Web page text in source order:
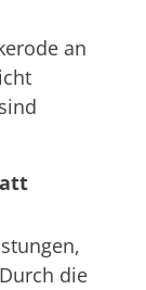
an
die